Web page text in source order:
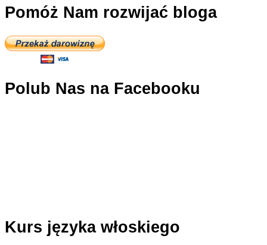
Pomóż Nam rozwijać bloga
Polub Nas na Facebooku
Kurs języka włoskiego